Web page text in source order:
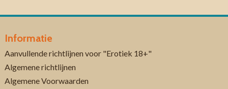
Informatie
Aanvullende richtlijnen voor "Erotiek 18+"
Algemene richtlijnen
Algemene Voorwaarden